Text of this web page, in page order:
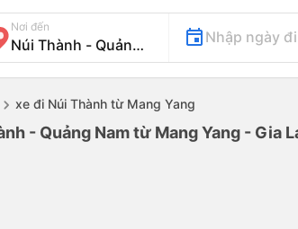
Nơi đến
Nhập ngày đi
xe đi Núi Thành từ Mang Yang
- Quảng Nam từ Mang Yang - Gia